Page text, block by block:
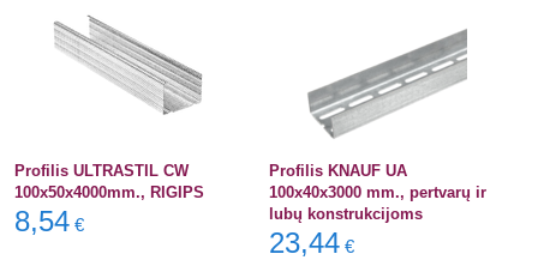
Profilis ULTRASTIL CW
100x50x4000mm., RIGIPS
8,54 €
Profilis KNAUF UA
100x40x3000 mm., pertvarų ir
lubų konstrukcijoms
23,44 €